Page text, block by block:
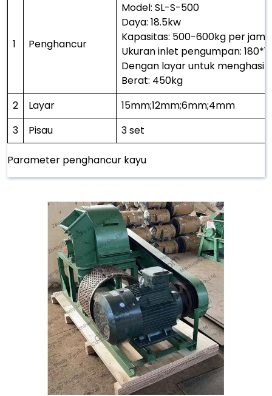
1 Penghancur
Model: SL-S-500
Daya: 18.5kw
Kapasitas: 500-600kg per jam
Ukuran inlet pengumpan:
Dengan layar untuk
Berat: 450kg
2
Layar
15mm;12mm;6mm;4mm
3
Pisau 3 set
Parameter penghancur kayu